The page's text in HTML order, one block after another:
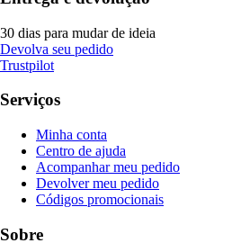
30 dias para mudar de ideia
Devolva seu pedido
Trustpilot
Serviços
Minha conta
Centro de ajuda
Acompanhar meu pedido
Devolver meu pedido
Códigos promocionais
Sobre